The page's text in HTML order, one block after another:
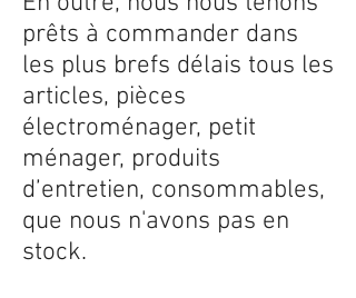
prêts à commander dans
les plus brefs délais tous les
articles, pièces
électroménager, petit
ménager, produits
d’entretien, consommables,
que nous n'avons pas en
stock.